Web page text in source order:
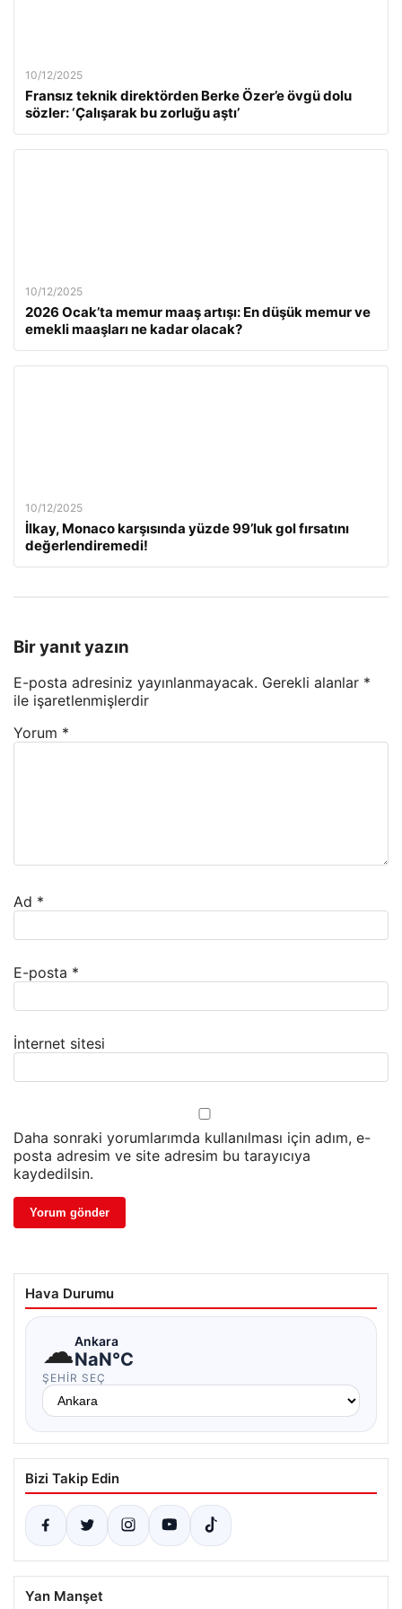
10/12/2025
Fransız teknik direktörden Berke Özer’e övgü dolu
sözler: ‘Çalışarak bu zorluğu aştı’
10/12/2025
2026 Ocak’ta memur maaş artışı: En düşük memur ve
emekli maaşları ne kadar olacak?
10/12/2025
İlkay, Monaco karşısında yüzde 99’luk gol fırsatını
değerlendiremedi!
Bir yanıt yazın
E-posta adresiniz yayınlanmayacak. Gerekli alanlar *
ile işaretlenmişlerdir
Yorum *
Ad *
E-posta *
İnternet sitesi
Daha sonraki yorumlarımda kullanılması için adım, e-
posta adresim ve site adresim bu tarayıcıya
kaydedilsin.
Hava Durumu
☁Ankara
NaN°C
ŞEHIR SEÇ
Bizi Takip Edin
Yan Manşet